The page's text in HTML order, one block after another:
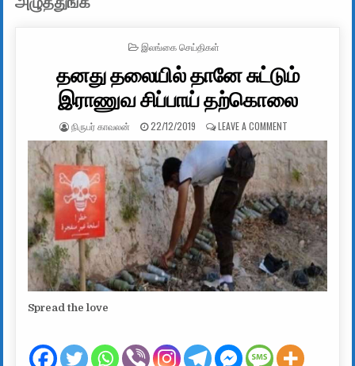
POSTED IN
இலங்கை செய்திகள்
தனது தலையில் தானே சுட்டும்
இராணுவ சிப்பாய் தற்கொலை
AUTHOR:
நிருபர் காவலன் PUBLISHED DATE:
22/12/2019 LEAVE A COMMENT
Spread the love